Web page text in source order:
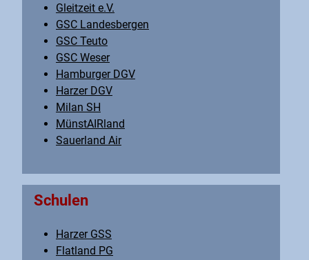
Gleitzeit e.V.
GSC Landesbergen
GSC Teuto
GSC Weser
Hamburger DGV
Harzer DGV
Milan SH
MünstAIRland
Sauerland Air
Schulen
Harzer GSS
Flatland PG